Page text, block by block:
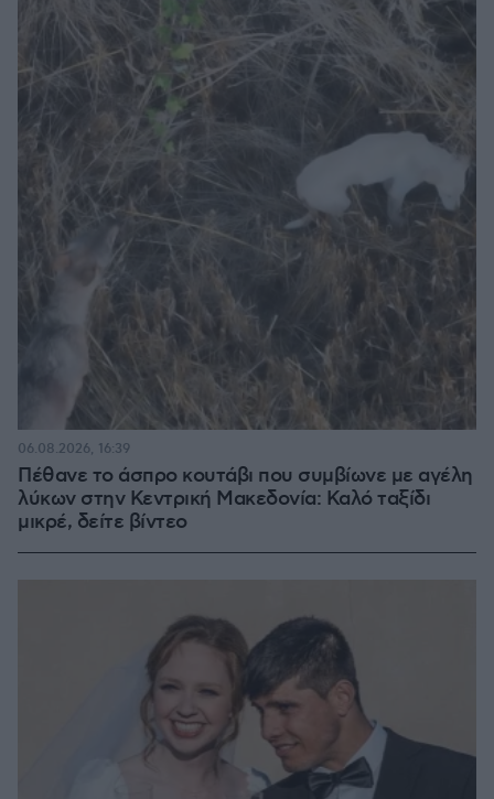
Πέθανε το άσπρο κουτάβι που συμβίωνε με αγέλη
λύκων στην Κεντρική Μακεδονία: Καλό ταξίδι
μικρέ, δείτε βίντεο
06.08.2026, 16:39